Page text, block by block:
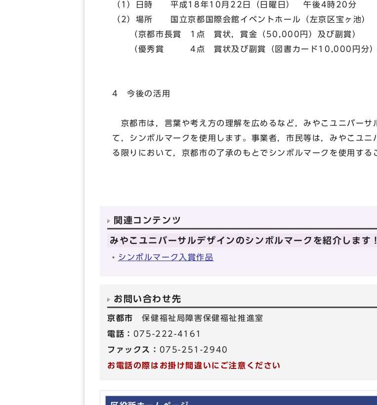
（1）日時 平成18年10月22日（日曜日） 午後4時20分
（2）場所 国立京都国際会館イベントホール（左京区宝ヶ池）
（京都市長賞 1点 賞状，賞金（50,000円）及び副賞）
（優秀賞 4点 賞状及び副賞（図書カード10,000円分）
4 今後の活用
京都市は，言葉や考え方の理解を広めるなど，みやこユニバーサ
て，シンボルマークを使用します。事業者，市民等は，みやこユ
る限りにおいて，京都市の了承のもとでシンボルマークを使用する
関連コンテンツ
みやこユニバーサルデザインのシンボルマークを紹介します
シンボルマーク入賞作品
お問い合わせ先
京都市保健福祉局障害保健福祉推進室
電話： 075-222-4161
ファックス： 075-251-2940
お電話の際はお掛け間違いにご注意ください